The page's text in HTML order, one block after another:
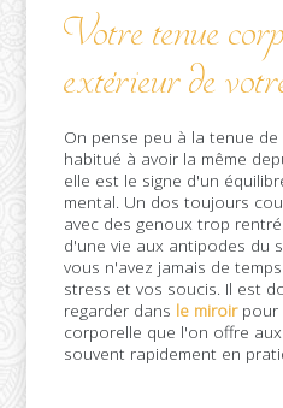
Votre tenue
extérieur de
On pense peu à la tenue
habitué à avoir la même
elle est le signe d'un
mental. Un dos toujours
avec des genoux trop
d'une vie aux antipodes du
vous n'avez jamais de
stress et vos soucis. Il est
regarder dans le miroirpour
corporelle que l'on offre
souvent rapidement en